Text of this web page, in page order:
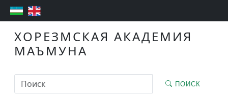
ХОРЕЗМСКАЯ АКАДЕМИЯ
МАЪМУНА
ПОИСК